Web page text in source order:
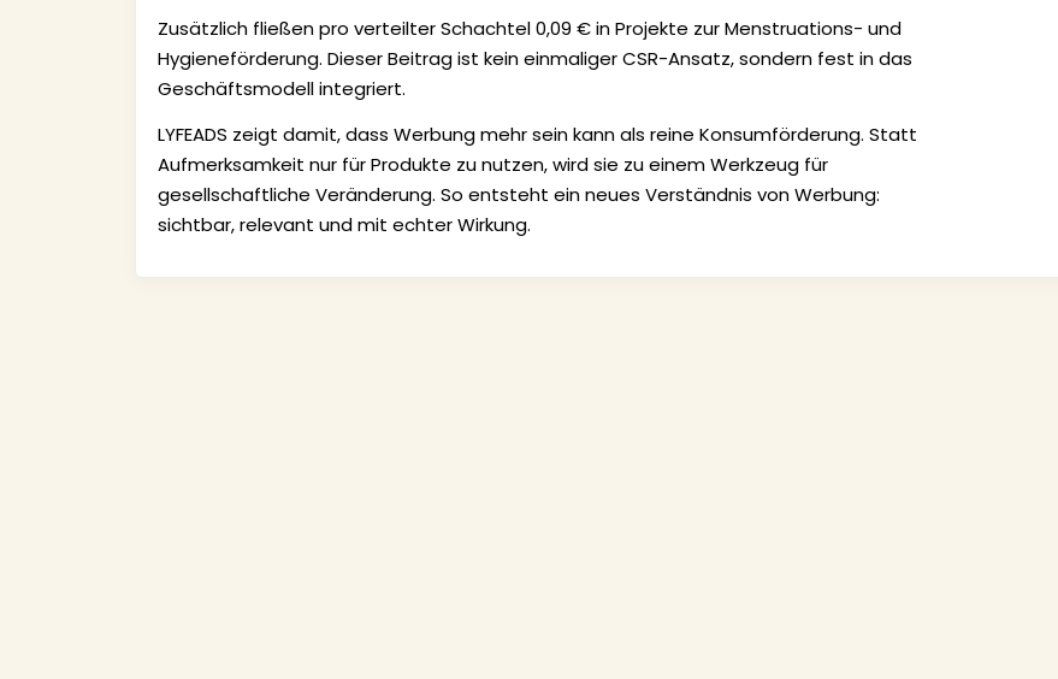
Zusätzlich fließen pro verteilter Schachtel 0,09 € in Projekte zur Menstruations- und
Hygieneförderung. Dieser Beitrag ist kein einmaliger CSR-Ansatz, sondern fest in das
Geschäftsmodell integriert.
LYFEADS zeigt damit, dass Werbung mehr sein kann als reine Konsumförderung. Statt
Aufmerksamkeit nur für Produkte zu nutzen, wird sie zu einem Werkzeug für
gesellschaftliche Veränderung. So entsteht ein neues Verständnis von Werbung:
sichtbar, relevant und mit echter Wirkung.